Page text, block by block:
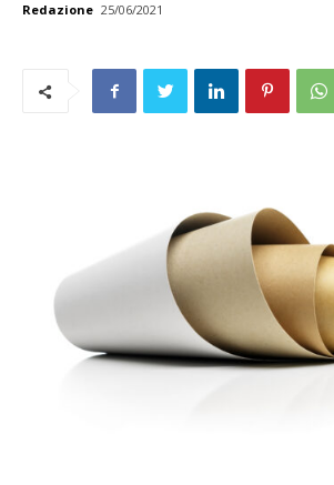
Redazione 25/06/2021